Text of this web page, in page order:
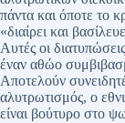
πάντα και όποτε το
«διαίρει και
Αυτές οι
έναν αθώο
Αποτελούν
αλυτρωτισμός, ο
είναι βούτυρο στο